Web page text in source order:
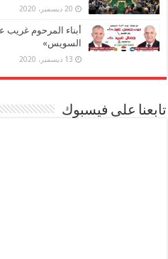
20 ديسمبر، 2020
أبناء المرحوم غريب
السويس»
13 ديسمبر، 2020
تابعنا على فيسبوك